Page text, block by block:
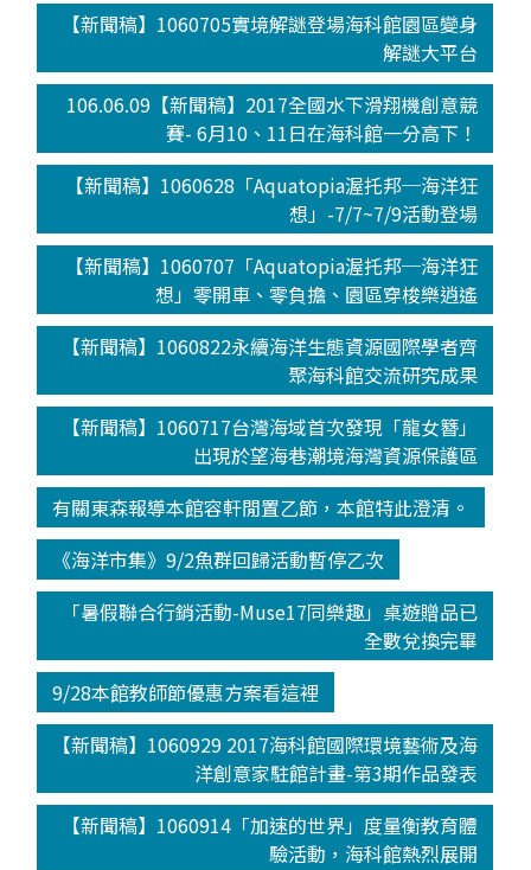
【新聞稿】1060705實境解謎登場海科館園區變身
解謎大平台
106.06.09【新聞稿】2017全國水下滑翔機創意競
賽- 6月10、11日在海科館一分高下！
【新聞稿】1060628「Aquatopia渥托邦─海洋狂
想」-7/7~7/9活動登場
【新聞稿】1060707「Aquatopia渥托邦─海洋狂
想」零開車、零負擔、園區穿梭樂逍遙
【新聞稿】1060822永續海洋生態資源國際學者齊
聚海科館交流研究成果
【新聞稿】1060717台灣海域首次發現「龍女簪」
出現於望海巷潮境海灣資源保護區
有關東森報導本館容軒閒置乙節，本館特此澄清。
《海洋市集》9/2魚群回歸活動暫停乙次
「暑假聯合行銷活動-Muse17同樂趣」桌遊贈品已
全數兌換完畢
9/28本館教師節優惠方案看這裡
【新聞稿】1060929 2017海科館國際環境藝術及海
洋創意家駐館計畫-第3期作品發表
【新聞稿】1060914「加速的世界」度量衡教育體
驗活動，海科館熱烈展開